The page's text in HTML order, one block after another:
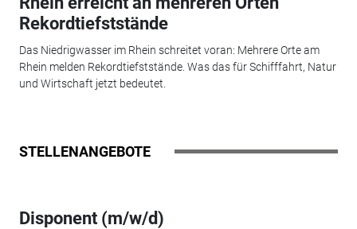
Rekordtiefststände
Das Niedrigwasser im Rhein schreitet voran: Mehrere Orte am
Rhein melden Rekordtiefststände. Was das für Schifffahrt, Natur
und Wirtschaft jetzt bedeutet.
STELLENANGEBOTE
Disponent (m/w/d)